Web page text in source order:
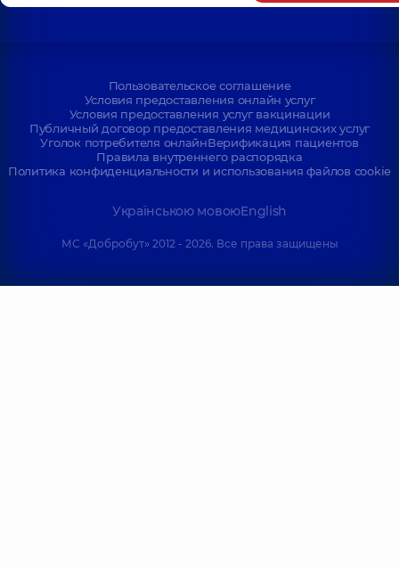
Пользовательское соглашение
Условия предоставления онлайн услуг
Условия предоставления услуг вакцинации
Публичный договор предоставления медицинских услуг
Уголок потребителя онлайнВерификация пациентов
Правила внутреннего распорядка
Политика конфиденциальности и использования файлов cookie
Українською мовоюEnglish
МС «Добробут» 2012 - 2026. Все права защищены